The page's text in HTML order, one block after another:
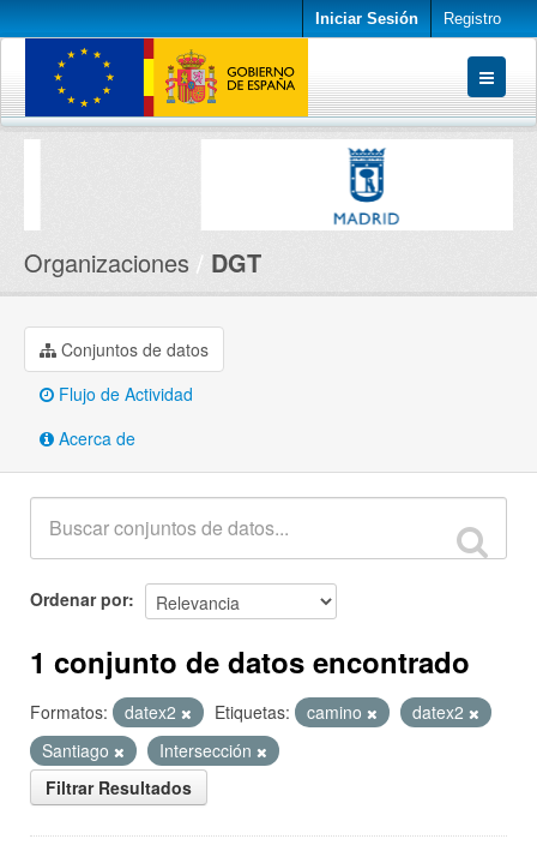
Iniciar Sesión Registro
Conjuntos de datos
Organizaciones DGT
Conjuntos de datos
Flujo de Actividad
Acerca de
Ordenar por
1 conjunto de datos encontrado
Formatos: datex2 Etiquetas: camino
datex2
Santiago
Intersección
Filtrar Resultados